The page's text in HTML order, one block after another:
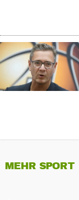
MEHR SPORT